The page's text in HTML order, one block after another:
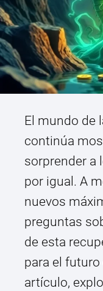
El mundo de
continúa
sorprender a
por igual. A
nuevos
preguntas
de esta
para el
artículo,